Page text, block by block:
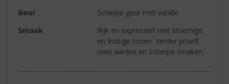
Geur
Scherpe geur met vanille
Smaak
Rijk en expressief met bloemige
en fruitige tonen. Verder proeft
men aardse en scherpe smaken.